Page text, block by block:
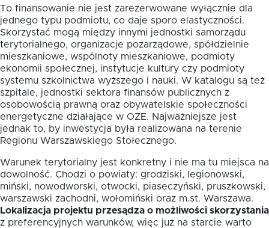
To finansowanie nie jest zarezerwowane wyłącznie dla
jednego typu podmiotu, co daje sporo elastyczności.
Skorzystać mogą między innymi jednostki samorządu
terytorialnego, organizacje pozarządowe, spółdzielnie
mieszkaniowe, wspólnoty mieszkaniowe, podmioty
ekonomii społecznej, instytucje kultury czy podmioty
systemu szkolnictwa wyższego i nauki. W katalogu są też
szpitale, jednostki sektora finansów publicznych z
osobowością prawną oraz obywatelskie społeczności
energetyczne działające w OZE. Najważniejsze jest
jednak to, by inwestycja była realizowana na terenie
Regionu Warszawskiego Stołecznego.
Warunek terytorialny jest konkretny i nie ma tu miejsca na
dowolność. Chodzi o powiaty: grodziski, legionowski,
miński, nowodworski, otwocki, piaseczyński, pruszkowski,
warszawski zachodni, wołomiński oraz m.st. Warszawa.
Lokalizacja projektu przesądza o możliwości skorzystania
z preferencyjnych warunków, więc już na starcie warto